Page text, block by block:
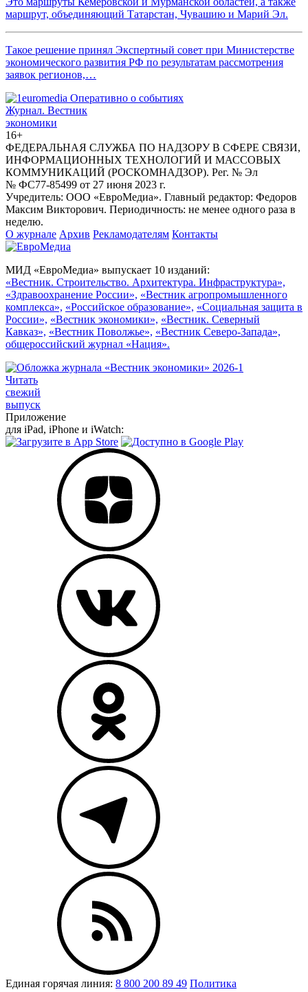
маршрут, объединяющий Татарстан, Чувашию и Марий Эл.
Такое решение принял Экспертный совет при Министерстве
экономического развития РФ по результатам рассмотрения
заявок регионов,…
Журнал. Вестник
экономики
16+
ФЕДЕРАЛЬНАЯ СЛУЖБА ПО НАДЗОРУ В СФЕРЕ СВЯЗИ,
ИНФОРМАЦИОННЫХ ТЕХНОЛОГИЙ И МАССОВЫХ
КОММУНИКАЦИЙ (РОСКОМНАДЗОР). Рег. № Эл
№ ФС77-85499 от 27 июня 2023 г.
Учредитель: ООО «ЕвроМедиа». Главный редактор: Федоров
Максим Викторович. Периодичность: не менее одного раза в
неделю.
О журнале Архив Рекламодателям Контакты
МИД «ЕвроМедиа» выпускает 10 изданий:
«Вестник. Строительство. Архитектура. Инфраструктура»,
«Здравоохранение России», «Вестник агропромышленного
комплекса», «Российское образование», «Социальная защита в
России», «Вестник экономики», «Вестник. Северный
Кавказ», «Вестник Поволжье», «Вестник Северо-Запада»,
общероссийский журнал «Нация».
Читать
свежий
выпуск
Приложение
для iPad, iPhone и iWatch:
Единая горячая линия: 8 800 200 89 49 Политика